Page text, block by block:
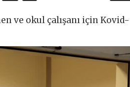
ve okul çalışanı için Kovid-